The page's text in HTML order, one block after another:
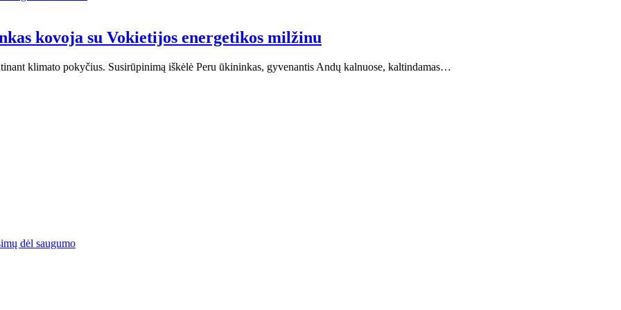
kovoja su Vokietijos energetikos milžinu
klimato pokyčius. Susirūpinimą iškėlė Peru ūkininkas, gyvenantis Andų kalnuose, kaltindamas…
dėl saugumo